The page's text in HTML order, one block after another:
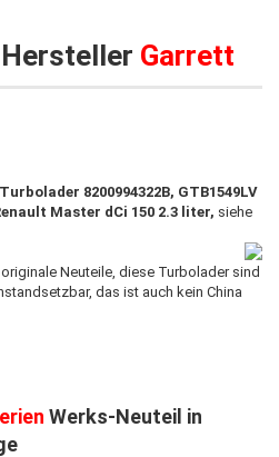
Garrett
8200994322B, GTB1549LV
Master dCi 150 2.3 liter, siehe
Neuteile, diese Turbolader sind
das ist auch kein China
Werks-Neuteil in